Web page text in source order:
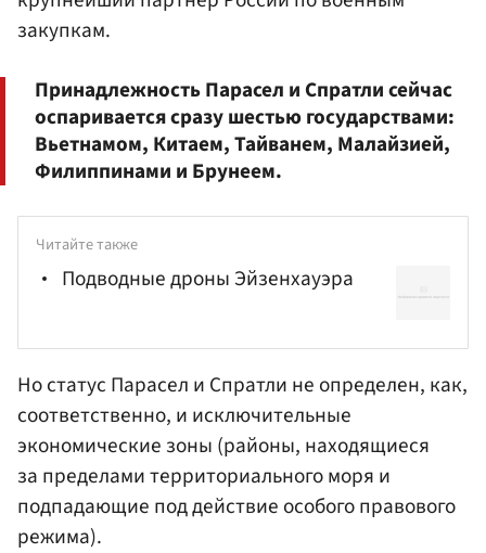
закупкам.
Принадлежность Парасел и Спратли сейчас
оспаривается сразу шестью государствами:
Вьетнамом, Китаем, Тайванем, Малайзией,
Филиппинами и Брунеем.
Читайте также
Подводные дроны Эйзенхауэра
Но статус Парасел и Спратли не определен, как,
соответственно, и исключительные
экономические зоны (районы, находящиеся
за пределами территориального моря и
подпадающие под действие особого правового
режима).